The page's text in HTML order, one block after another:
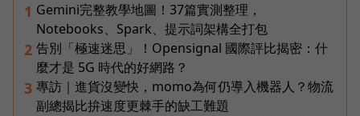
1 Gemini完整教學地圖！37篇實測整理，
Notebooks、Spark、提示詞架構全打包
2 告別「極速迷思」！Opensignal 國際評比揭密：什
麼才是 5G 時代的好網路？
3 專訪｜進貨沒變快，momo為何仍導入機器人？物流
副總揭比拚速度更棘手的缺工難題